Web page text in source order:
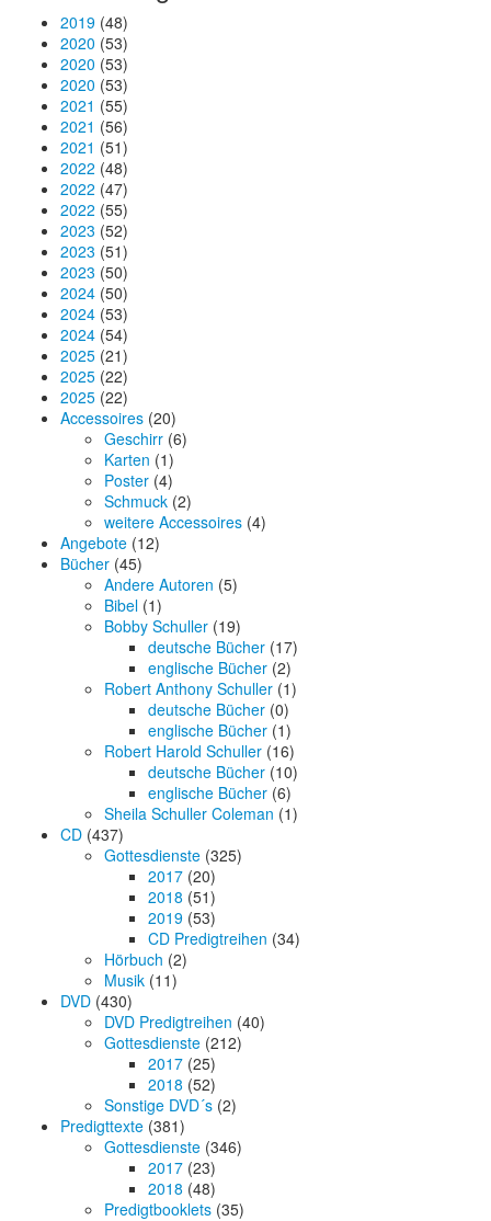
2019 (48)
2020 (53)
2020 (53)
2020 (53)
2021 (55)
2021 (56)
2021 (51)
2022 (48)
2022 (47)
2022 (55)
2023 (52)
2023 (51)
2023 (50)
2024 (50)
2024 (53)
2024 (54)
2025 (21)
2025 (22)
2025 (22)
Accessoires (20)
Geschirr (6)
Karten (1)
Poster (4)
Schmuck (2)
weitere Accessoires (4)
Angebote (12)
Bücher (45)
Andere Autoren (5)
Bibel (1)
Bobby Schuller (19)
deutsche Bücher (17)
englische Bücher (2)
Robert Anthony Schuller (1)
deutsche Bücher (0)
englische Bücher (1)
Robert Harold Schuller (16)
deutsche Bücher (10)
englische Bücher (6)
Sheila Schuller Coleman (1)
CD (437)
Gottesdienste (325)
2017 (20)
2018 (51)
2019 (53)
CD Predigtreihen (34)
Hörbuch (2)
Musik (11)
DVD (430)
DVD Predigtreihen (40)
Gottesdienste (212)
2017 (25)
2018 (52)
Sonstige DVD´s (2)
Predigttexte (381)
Gottesdienste (346)
2017 (23)
2018 (48)
Predigtbooklets (35)